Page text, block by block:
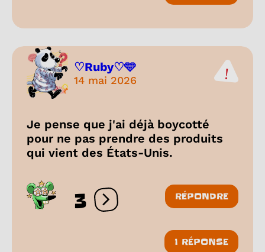
♡Ruby♡🩵
14 mai 2026
Je pense que j'ai déjà boycotté
pour ne pas prendre des produits
qui vient des États-Unis.
3 Ouvrir les réactions
RÉPONDRE
1 RÉPONSE